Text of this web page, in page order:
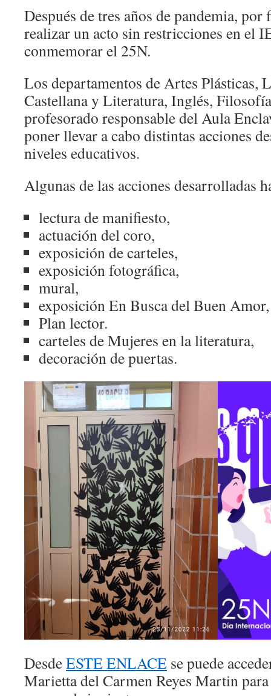
Después de tres años de pandemia, por
realizar un acto sin restricciones en el
conmemorar el 25N.
Los departamentos de Artes Plásticas,
Castellana y Literatura, Inglés,
profesorado responsable del Aula
poner llevar a cabo distintas acciones
niveles educativos.
Algunas de las acciones desarrolladas
lectura de manifiesto,
actuación del coro,
exposición de carteles,
exposición fotográfica,
mural,
exposición En Busca del Buen Amor,
Plan lector.
carteles de Mujeres en la literatura,
decoración de puertas.
DesdeESTE ENLACE se puede
Marietta del Carmen Reyes Martin